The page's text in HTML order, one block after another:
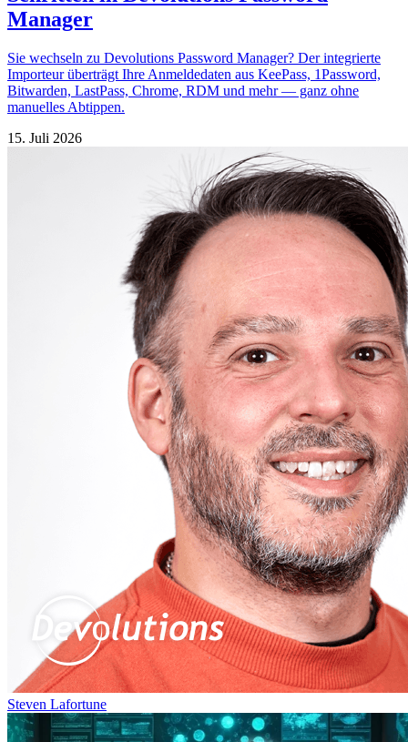
Manager
Sie wechseln zu Devolutions Password Manager? Der integrierte
Importeur überträgt Ihre Anmeldedaten aus KeePass, 1Password,
Bitwarden, LastPass, Chrome, RDM und mehr — ganz ohne
manuelles Abtippen.
15. Juli 2026
Steven Lafortune